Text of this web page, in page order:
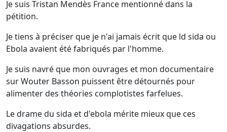
Je suis Tristan Mendès France mentionné dans la
pétition.
Je tiens à préciser que je n'ai jamais écrit que ld sida ou
Ebola avaient été fabriqués par l'homme.
Je suis navré que mon ouvrages et mon documentaire
sur Wouter Basson puissent être détournés pour
alimenter des théories complotistes farfelues.
Le drame du sida et d'ebola mérite mieux que ces
divagations absurdes.